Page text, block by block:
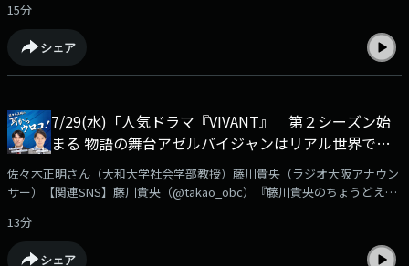
えぇラジオ』番組公式（@chodo_obc）サンスポ編集委員 大澤謙一郎さ
んの『スポーツ芸能ちょうどえぇ話』８月５日に第108回全国高校野球選
手権大会が開幕１回戦から横浜ー沖縄尚学などの好カードに暑さ対策とし
て９イニングから７イニングに？ドームでの開催案など様々な議論も浮上
➡https://www.obc1314.co.jp/bangumi/chodo/大澤さんへのご質問や、
ご感想などは✉chodo@obc1314.co.jpまでお寄せ下さい。「Ｘ」などSNS
では #ちょうどえぇラジオを付けて呟いて下さいね。
15分
シェア
7/29(水)「人気ドラマ『VIVANT』 第２シーズン始
まる 物語の舞台アゼルバイジャンはリアル世界でも
注目の国」
佐々木正明さん（大和大学社会学部教授）藤川貴央（ラジオ大阪アナウン
サー）【関連SNS】藤川貴央（@takao_obc）『藤川貴央のちょうどえぇ
ラマ「VIVANT」第２シーズン初回放送は視聴率18・8％を記録若者を中心
に「テレビ離れ」が進む年では異例の数字に物語の舞台でもあるアゼルバ
13分
シェア